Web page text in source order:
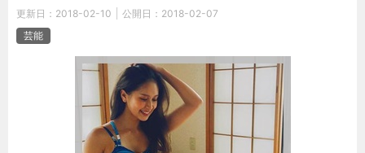
更新日： 2018-02-10 公開日： 2018-02-07
芸能